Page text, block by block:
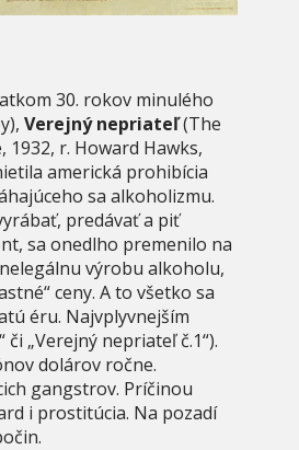
30. rokov minulého
Verejný nepriateľ(The
1932, r. Howard Hawks,
americká prohibícia
sa alkoholizmu.
predávať a piť
sa onedlho premenilo na
výrobu alkoholu,
ceny. A to všetko sa
éru. Najvplyvnejším
„Verejný nepriateľ č.1“).
dolárov ročne.
gangstrov. Príčinou
i prostitúcia. Na pozadí